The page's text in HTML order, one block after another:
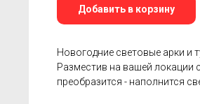
Добавить в корзину
Новогодние световые арки и
Разместив на вашей
преобразится - наполнится